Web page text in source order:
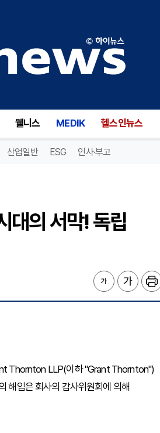
웰니스 MEDIK 헬스인뉴스
산업일반 ESG 인사·부고
대의 서막! 독립
Thornton LLP(이하 "Grant Thornton")
해임은 회사의 감사위원회에 의해